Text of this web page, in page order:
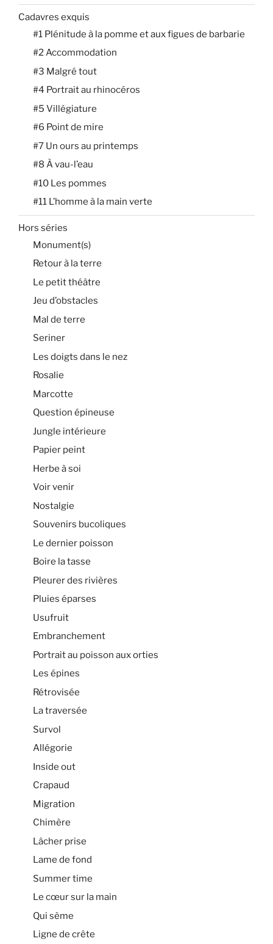
Cadavres exquis
#1 Plénitude à la pomme et aux figues de barbarie
#2 Accommodation
#3 Malgré tout
#4 Portrait au rhinocéros
#5 Villégiature
#6 Point de mire
#7 Un ours au printemps
#8 À vau-l’eau
#10 Les pommes
#11 L’homme à la main verte
Hors séries
Monument(s)
Retour à la terre
Le petit théâtre
Jeu d’obstacles
Mal de terre
Seriner
Les doigts dans le nez
Rosalie
Marcotte
Question épineuse
Jungle intérieure
Papier peint
Herbe à soi
Voir venir
Nostalgie
Souvenirs bucoliques
Le dernier poisson
Boire la tasse
Pleurer des rivières
Pluies éparses
Usufruit
Embranchement
Portrait au poisson aux orties
Les épines
Rétrovisée
La traversée
Survol
Allégorie
Inside out
Crapaud
Migration
Chimère
Lâcher prise
Lame de fond
Summer time
Le cœur sur la main
Qui sème
Ligne de crête